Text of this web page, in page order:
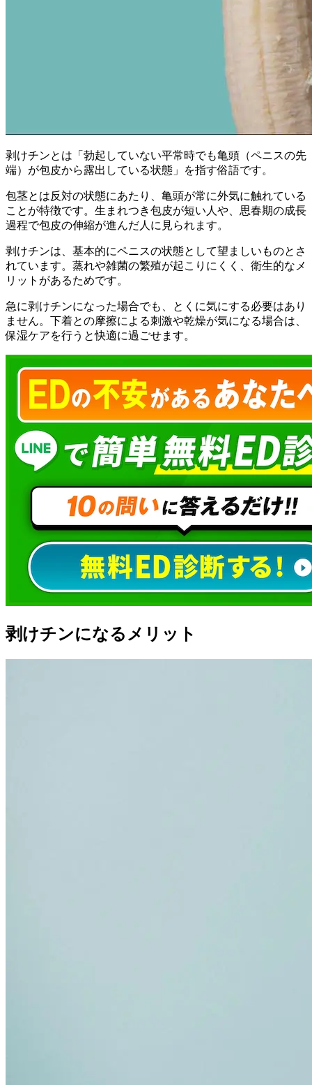
剥けチンとは 「勃起していない平常時でも亀頭（ペニスの先
端）が包皮から露出している状態」を指す俗語です。
包茎とは反対の状態にあたり、亀頭が常に外気に触れている
ことが特徴です。生まれつき包皮が短い人や、思春期の成長
過程で包皮の伸縮が進んだ人に見られます。
剥けチンは、基本的にペニスの状態として望ましいものとさ
れています。蒸れや雑菌の繁殖が起こりにくく、衛生的なメ
リットがあるためです。
急に剥けチンになった場合でも、とくに気にする必要はあり
ません。下着との摩擦による刺激や乾燥が気になる場合は、
保湿ケアを行うと快適に過ごせます。
剥けチンになるメリット